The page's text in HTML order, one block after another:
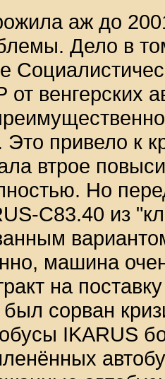
аж до
Дело в
венгерских
привело к
втрое
Но
С83.40 из
машина
на
был сорван
IKARUS